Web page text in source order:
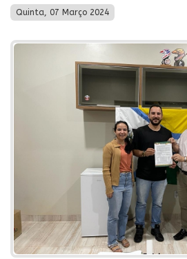
Quinta, 07 Março 2024